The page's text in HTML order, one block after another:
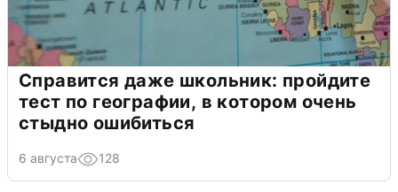
Справится даже школьник: пройдите
тест по географии, в котором очень
стыдно ошибиться
6 августа 128